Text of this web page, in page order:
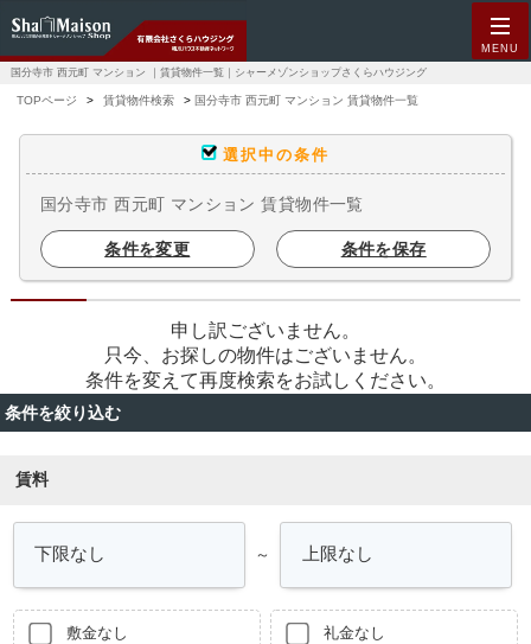
MENU
国分寺市 西元町 マンション ｜賃貸物件一覧｜シャーメゾンショップさくらハウジング
TOPページ 賃貸物件検索 国分寺市 西元町 マンション 賃貸物件一覧
選択中の条件
国分寺市 西元町 マンション 賃貸物件一覧
条件を変更 条件を保存
申し訳ございません。
只今、お探しの物件はございません。
条件を変えて再度検索をお試しください。
条件を絞り込む
賃料
～
敷金なし 礼金なし